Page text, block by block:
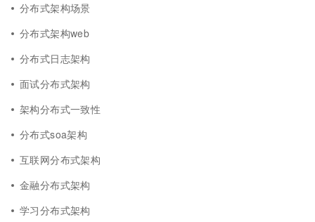
分布式架构场景
分布式架构web
分布式日志架构
面试分布式架构
架构分布式一致性
分布式soa架构
互联网分布式架构
金融分布式架构
学习分布式架构